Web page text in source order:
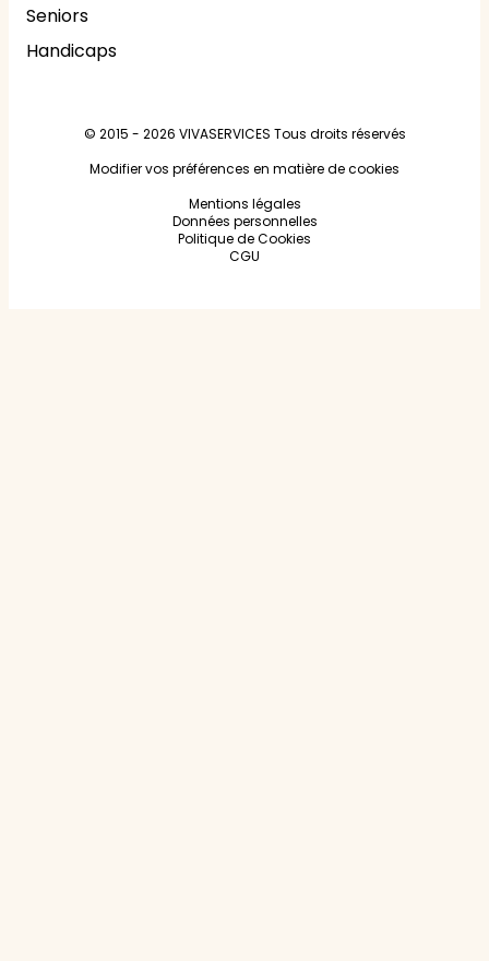
Seniors
Handicaps
© 2015 - 2026 VIVASERVICES Tous droits réservés
Modifier vos préférences en matière de cookies
Mentions légales
Données personnelles
Politique de Cookies
CGU